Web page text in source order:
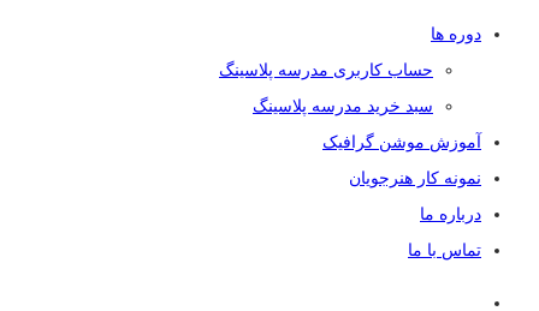
دوره ها
حساب کاربری مدرسه پلاسینگ
سبد خرید مدرسه پلاسینگ
آموزش موشن گرافیک
نمونه کار هنرجویان
درباره ما
تماس با ما